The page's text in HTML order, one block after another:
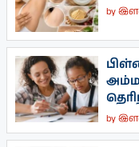
by
by